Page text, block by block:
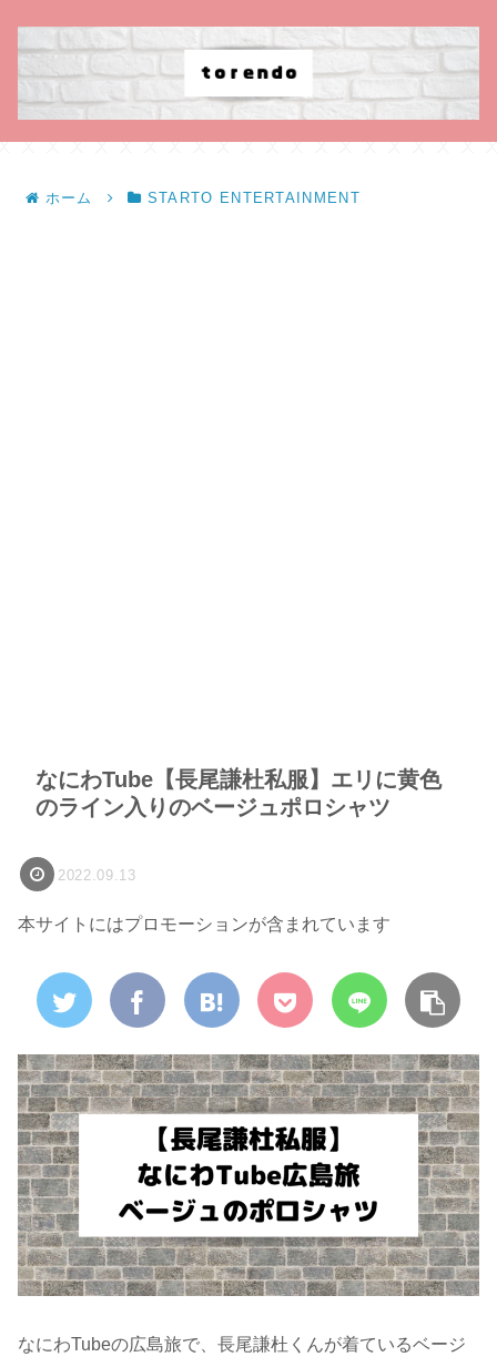
ホーム STARTO ENTERTAINMENT
なにわTube【長尾謙杜私服】エリに黄色
のライン入りのベージュポロシャツ
2022.09.13
本サイトにはプロモーションが含まれています
なにわTubeの広島旅で、長尾謙杜くんが着ているベージ